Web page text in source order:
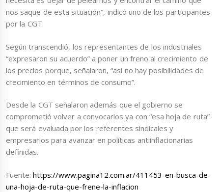
nos saque de esta situación”, indicó uno de los participantes
por la CGT.
Según transcendió, los representantes de los industriales
“expresaron su acuerdo” a poner un freno al crecimiento de
los precios porque, señalaron, “así no hay posibilidades de
crecimiento en términos de consumo”.
Desde la CGT señalaron además que el gobierno se
comprometió volver a convocarlos ya con “esa hoja de ruta”
que será evaluada por los referentes sindicales y
empresarios para avanzar en políticas antiinflacionarias
definidas.
Fuente:https://www.pagina12.com.ar/411453-en-busca-de-
una-hoja-de-ruta-que-frene-la-inflacion